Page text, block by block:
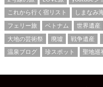
これから行く宿リスト
しまなみ
フェリー旅
ベトナム 世界遺産
大地の芸術祭
廃墟 戦争遺産
温泉ブログ
珍スポット 聖地巡